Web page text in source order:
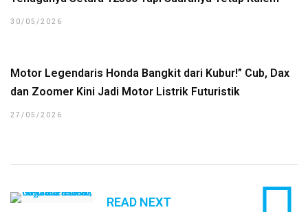
30/05/2026
Motor Legendaris Honda Bangkit dari Kubur!” Cub, Dax
dan Zoomer Kini Jadi Motor Listrik Futuristik
27/05/2026
READ NEXT